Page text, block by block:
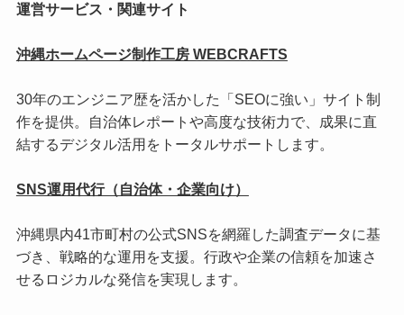
運営サービス・関連サイト
沖縄ホームページ制作工房 WEBCRAFTS
30年のエンジニア歴を活かした「SEOに強い」サイト制
作を提供。自治体レポートや高度な技術力で、成果に直
結するデジタル活用をトータルサポートします。
SNS運用代行（自治体・企業向け）
沖縄県内41市町村の公式SNSを網羅した調査データに基
づき、戦略的な運用を支援。行政や企業の信頼を加速さ
せるロジカルな発信を実現します。